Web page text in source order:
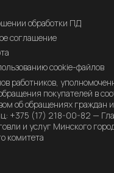
работников,
покупателей в
об обращениях граждан и
+375 (17) 218-00-82 —
и услуг Минского
комитета
cookie-файлов
соглашение
обработки ПД